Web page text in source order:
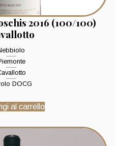
2016 (100/100)
DOCG
al carrello